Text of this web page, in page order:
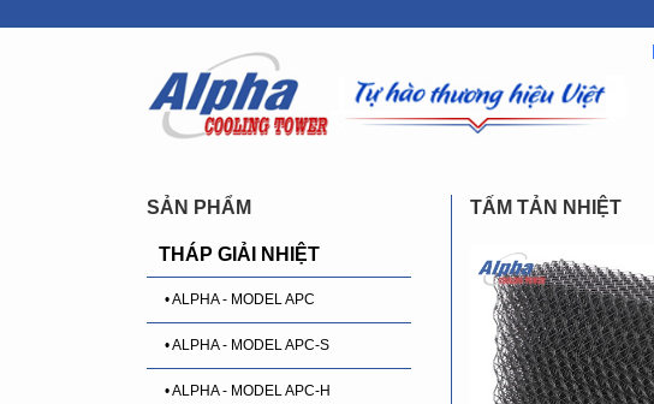
TẤM TẢN NHIỆT
SẢN PHẨM
THÁP GIẢI NHIỆT
• ALPHA - MODEL APC
• ALPHA - MODEL APC-S
• ALPHA - MODEL APC-H